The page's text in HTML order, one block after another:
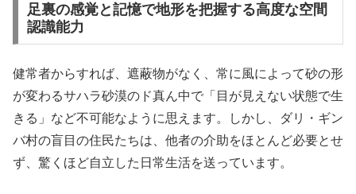
足裏の感覚と記憶で地形を把握する高度な空間
認識能力
健常者からすれば、遮蔽物がなく、常に風によって砂の形
が変わるサハラ砂漠のド真ん中で「目が見えない状態で生
きる」など不可能なように思えます。しかし、ダリ・ギン
バ村の盲目の住民たちは、他者の介助をほとんど必要とせ
ず、驚くほど自立した日常生活を送っています。